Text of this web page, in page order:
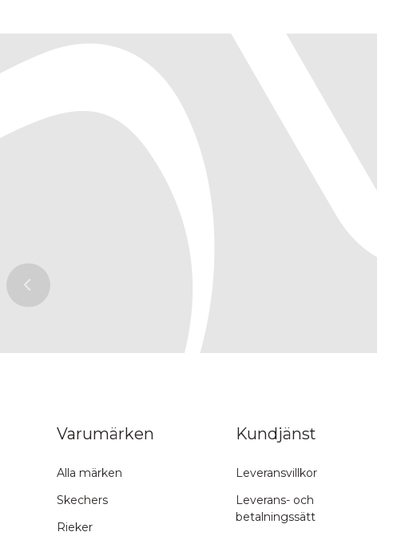
Varumärken
Alla märken
Skechers
Rieker
Kundjänst
Leveransvillkor
Leverans- och
betalningssätt